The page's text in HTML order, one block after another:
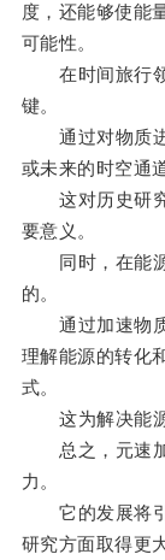
度，还能够使能
可能性。
在时间旅行领
键。
通过对物质进
或未来的时空通
这对历史研究
要意义。
同时，在能源
的。
通过加速物质
理解能源的转化
式。
这为解决能源
总之，元速加
力。
它的发展将引
研究方面取得更